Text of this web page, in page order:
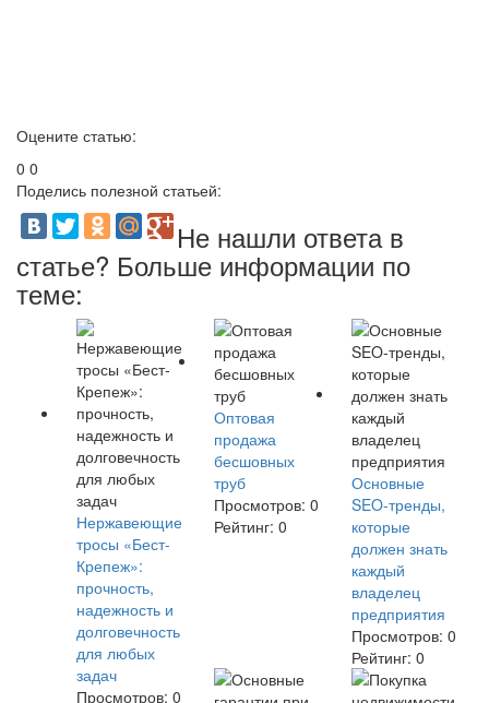
Оцените статью:
0 0
Поделись полезной статьей:
Не нашли ответа в
статье? Больше информации по
теме:
Нержавеющие
тросы «Бест-
Крепеж»:
прочность,
надежность и
долговечность
для любых
задач
Просмотров: 0
Оптовая
продажа
бесшовных
труб
Просмотров: 0
Рейтинг: 0
Основные
SEO-тренды,
которые
должен знать
каждый
владелец
предприятия
Просмотров: 0
Рейтинг: 0